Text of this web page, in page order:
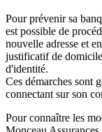
Pour prévenir sa
est possible de
nouvelle adresse et
justificatif de
d'identité.
Ces démarches sont
connectant sur son
Pour connaître les